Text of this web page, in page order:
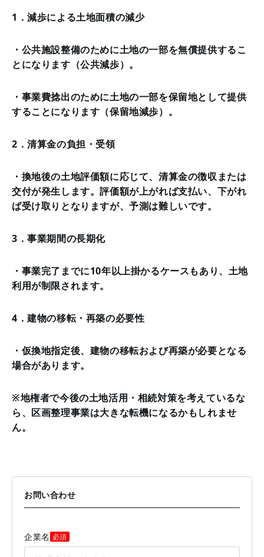
1．減歩による土地面積の減少
・公共施設整備のために土地の一部を無償提供するこ
とになります（公共減歩）。
・事業費捻出のために土地の一部を保留地として提供
することになります（保留地減歩）。
2．清算金の負担・受領
・換地後の土地評価額に応じて、清算金の徴収または
交付が発生します。評価額が上がれば支払い、下がれ
ば受け取りとなりますが、予測は難しいです。
3．事業期間の長期化
・事業完了までに10年以上掛かるケースもあり、土地
利用が制限されます。
4．建物の移転・再築の必要性
・仮換地指定後、建物の移転および再築が必要となる
場合があります。
※地権者で今後の土地活用・相続対策を考えているな
ら、区画整理事業は大きな転機になるかもしれませ
ん。
お問い合わせ
企業名 必須